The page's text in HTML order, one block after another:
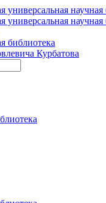
библиотека
Курбатова